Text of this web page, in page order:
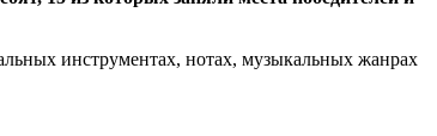
инструментах, нотах, музыкальных жанрах